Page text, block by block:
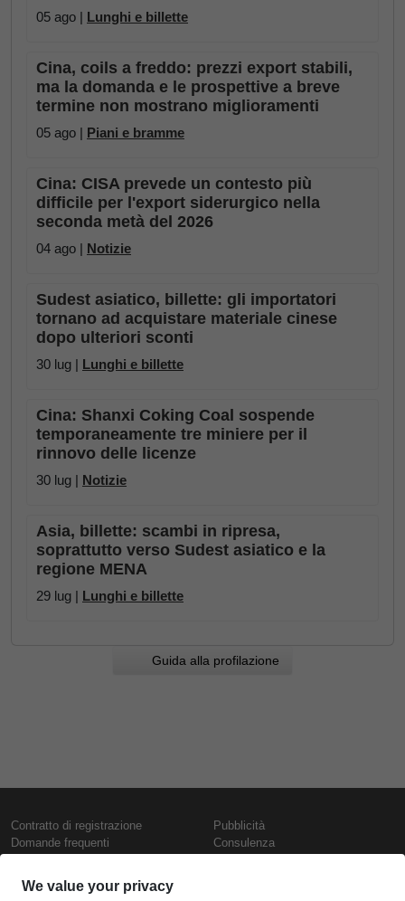
05 ago | Lunghi e billette
Cina, coils a freddo: prezzi export stabili,
ma la domanda e le prospettive a breve
termine non mostrano miglioramenti
05 ago | Piani e bramme
Cina: CISA prevede un contesto più
difficile per l'export siderurgico nella
seconda metà del 2026
04 ago | Notizie
Sudest asiatico, billette: gli importatori
tornano ad acquistare materiale cinese
dopo ulteriori sconti
30 lug | Lunghi e billette
Cina: Shanxi Coking Coal sospende
temporaneamente tre miniere per il
rinnovo delle licenze
30 lug | Notizie
Asia, billette: scambi in ripresa,
soprattutto verso Sudest asiatico e la
regione MENA
29 lug | Lunghi e billette
Guida alla profilazione
Contratto di registrazione
Domande frequenti
Presentazione
Contattaci
Pubblicità
Consulenza